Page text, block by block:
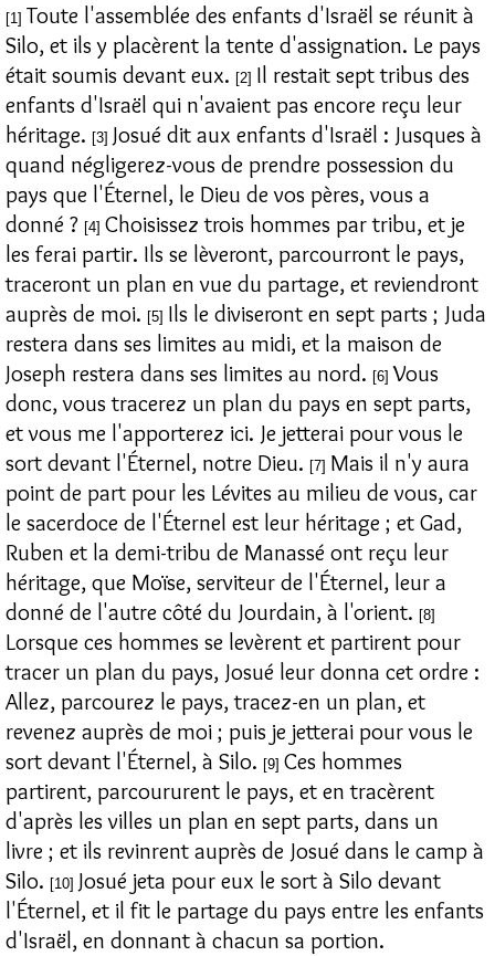
[1] Toute l'assemblée des enfants d'Israël se réunit à
Silo, et ils y placèrent la tente d'assignation. Le pays
était soumis devant eux. [2] Il restait sept tribus des
enfants d'Israël qui n'avaient pas encore reçu leur
héritage. [3] Josué dit aux enfants d'Israël : Jusques à
quand négligerez-vous de prendre possession du
pays que l'Éternel, le Dieu de vos pères, vous a
donné ? [4] Choisissez trois hommes par tribu, et je
les ferai partir. Ils se lèveront, parcourront le pays,
traceront un plan en vue du partage, et reviendront
auprès de moi. [5] Ils le diviseront en sept parts ; Juda
restera dans ses limites au midi, et la maison de
Joseph restera dans ses limites au nord. [6] Vous
donc, vous tracerez un plan du pays en sept parts,
et vous me l'apporterez ici. Je jetterai pour vous le
sort devant l'Éternel, notre Dieu. [7] Mais il n'y aura
point de part pour les Lévites au milieu de vous, car
le sacerdoce de l'Éternel est leur héritage ; et Gad,
Ruben et la demi-tribu de Manassé ont reçu leur
héritage, que Moïse, serviteur de l'Éternel, leur a
donné de l'autre côté du Jourdain, à l'orient. [8]
Lorsque ces hommes se levèrent et partirent pour
tracer un plan du pays, Josué leur donna cet ordre :
Allez, parcourez le pays, tracez-en un plan, et
revenez auprès de moi ; puis je jetterai pour vous le
sort devant l'Éternel, à Silo. [9] Ces hommes
partirent, parcoururent le pays, et en tracèrent
d'après les villes un plan en sept parts, dans un
livre ; et ils revinrent auprès de Josué dans le camp à
Silo. [10] Josué jeta pour eux le sort à Silo devant
l'Éternel, et il fit le partage du pays entre les enfants
d'Israël, en donnant à chacun sa portion.